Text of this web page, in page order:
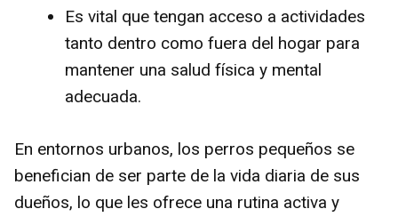
Es vital que tengan acceso a actividades
tanto dentro como fuera del hogar para
mantener una salud física y mental
adecuada.
En entornos urbanos, los perros pequeños se
benefician de ser parte de la vida diaria de sus
dueños, lo que les ofrece una rutina activa y